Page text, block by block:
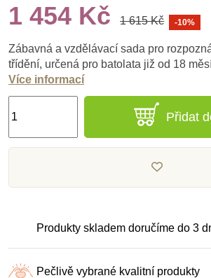
1 454 Kč 1 615 Kč -10%
Zábavná a vzdělávací sada pro
třídění, určená pro batolata již od 18
Více informací
Přidat
Produkty skladem doručíme do 3
Pečlivě vybrané kvalitní produkty